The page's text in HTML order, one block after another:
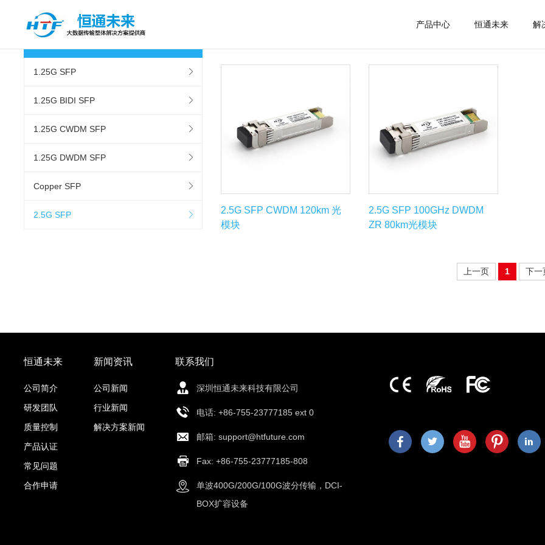
产品中心 恒通未来 解
1.25G SFP
1.25G BIDI SFP
1.25G CWDM SFP
1.25G DWDM SFP
Copper SFP
2.5G SFP
2.5G SFP CWDM 120km 光
模块
2.5G SFP 100GHz DWDM
ZR 80km光模块
上一页 1 下一
恒通未来
公司简介
研发团队
质量控制
产品认证
常见问题
合作申请
新闻资讯
公司新闻
行业新闻
解决方案新闻
联系我们
深圳恒通未来科技有限公司
电话: +86-755-23777185 ext 0
邮箱: support@htfuture.com
Fax: +86-755-23777185-808
单波400G/200G/100G波分传输，DCI-
BOX扩容设备